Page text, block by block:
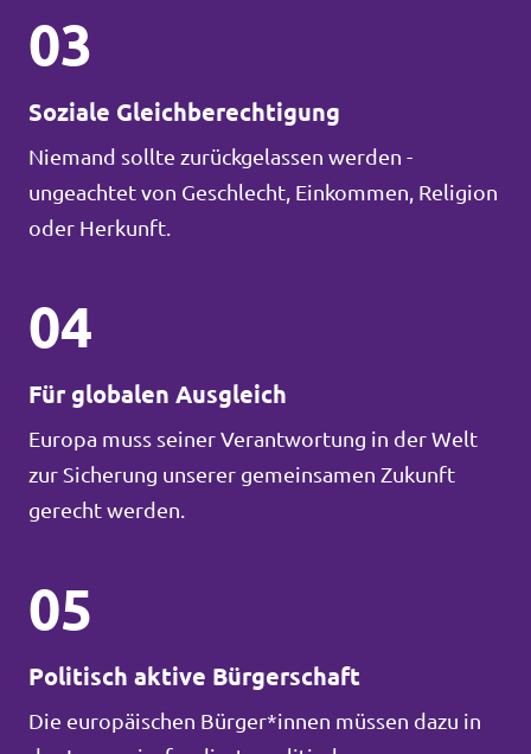
03
Soziale Gleichberechtigung
Niemand sollte zurückgelassen werden -
ungeachtet von Geschlecht, Einkommen, Religion
oder Herkunft.
04
Für globalen Ausgleich
Europa muss seiner Verantwortung in der Welt
zur Sicherung unserer gemeinsamen Zukunft
gerecht werden.
05
Politisch aktive Bürgerschaft
Die europäischen Bürger*innen müssen dazu in